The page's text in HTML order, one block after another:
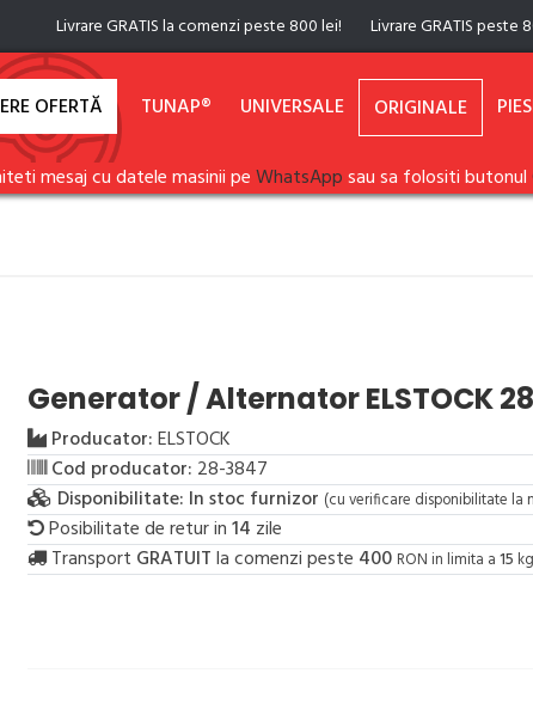
Livrare GRATIS la comenzi peste 800 lei! Livrare GRATIS peste
OFERTĂ TUNAP® UNIVERSALE ORIGINALE
mesaj cu datele masinii peWhatsAppsau sa folositi butonul
Generator / Alternator ELSTOCK
Producator:ELSTOCK
Cod producator: 28-3847
Disponibilitate: In stoc furnizor (cu verificare disponibilitate
Posibilitate de retur in14 zile
Transport GRATUITla comenzi peste 400 RON in limita a15